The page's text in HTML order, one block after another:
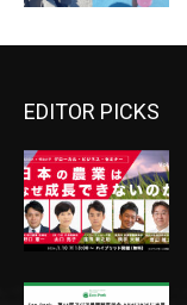
EDITOR PICKS